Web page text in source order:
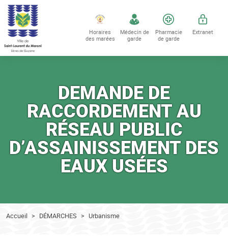
Accéder au contenu
Accéder au menu
Horaires
des marées
Médecin de
garde
Pharmacie
de garde
Extranet
DEMANDE DE
RACCORDEMENT AU
RÉSEAU PUBLIC
D’ASSAINISSEMENT DES
EAUX USÉES
Accueil DÉMARCHES Urbanisme